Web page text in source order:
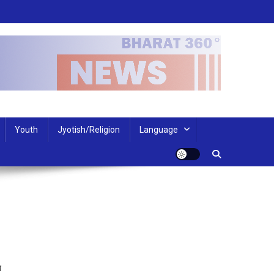
Youth Jyotish/Religion Language